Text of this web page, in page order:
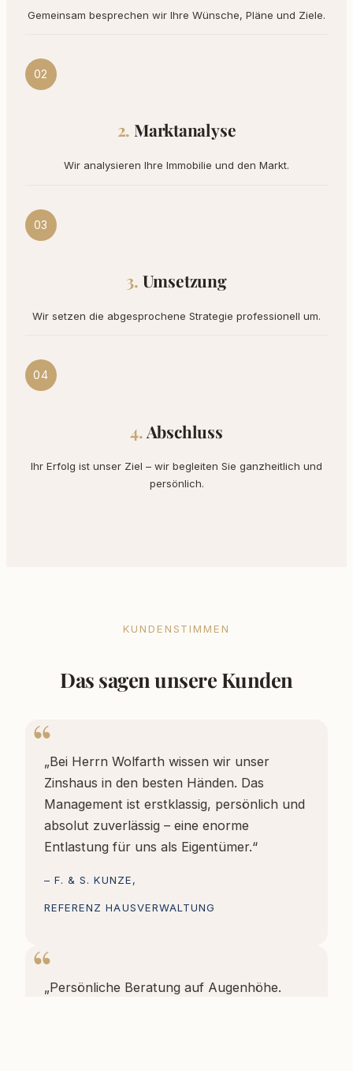
Gemeinsam besprechen wir Ihre Wünsche, Pläne und Ziele.
02
Marktanalyse
Wir analysieren Ihre Immobilie und den Markt.
03
Umsetzung
Wir setzen die abgesprochene Strategie professionell um.
04
Abschluss
Ihr Erfolg ist unser Ziel – wir begleiten Sie ganzheitlich und
persönlich.
KUNDENSTIMMEN
Das sagen unsere Kunden
„Bei Herrn Wolfarth wissen wir unser
Zinshaus in den besten Händen. Das
Management ist erstklassig, persönlich und
absolut zuverlässig – eine enorme
Entlastung für uns als Eigentümer.“
– F. & S. KUNZE,
REFERENZ HAUSVERWALTUNG
„Persönliche Beratung auf Augenhöhe.